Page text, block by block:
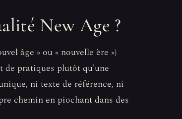
New Age ?
âge » ou « nouvelle ère »)
de pratiques plutôt qu'une
ni texte de référence, ni
chemin en piochant dans des